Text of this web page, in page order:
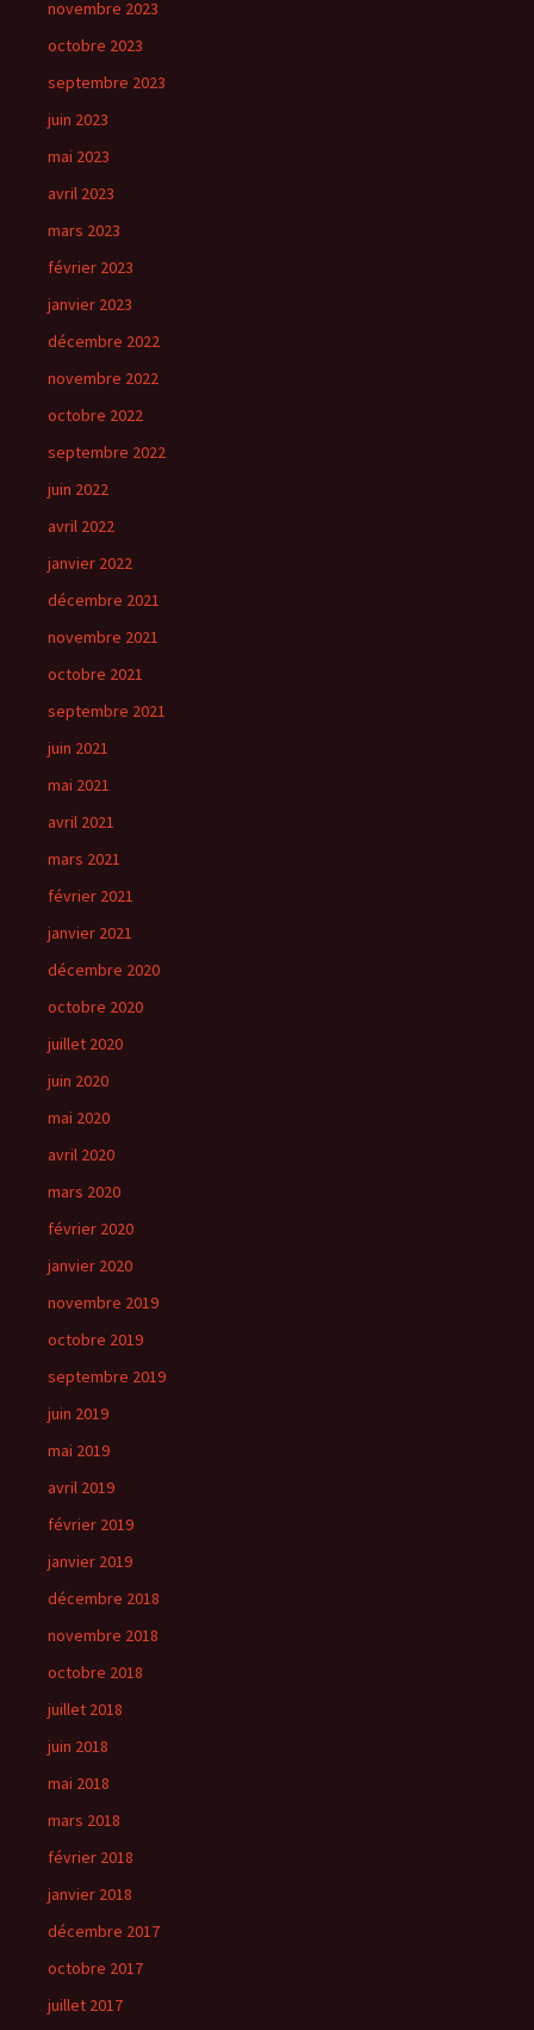
novembre 2023
octobre 2023
septembre 2023
juin 2023
mai 2023
avril 2023
mars 2023
février 2023
janvier 2023
décembre 2022
novembre 2022
octobre 2022
septembre 2022
juin 2022
avril 2022
janvier 2022
décembre 2021
novembre 2021
octobre 2021
septembre 2021
juin 2021
mai 2021
avril 2021
mars 2021
février 2021
janvier 2021
décembre 2020
octobre 2020
juillet 2020
juin 2020
mai 2020
avril 2020
mars 2020
février 2020
janvier 2020
novembre 2019
octobre 2019
septembre 2019
juin 2019
mai 2019
avril 2019
février 2019
janvier 2019
décembre 2018
novembre 2018
octobre 2018
juillet 2018
juin 2018
mai 2018
mars 2018
février 2018
janvier 2018
décembre 2017
octobre 2017
juillet 2017